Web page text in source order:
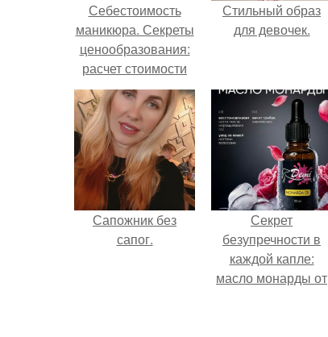
Себестоимость
маникюра. Секреты
ценообразования:
расчет стоимости
услуг (Beautyday.
Стильный образ
для девочек.
Сапожник без
сапог.
Секрет
безупречности в
каждой капле:
масло монарды от